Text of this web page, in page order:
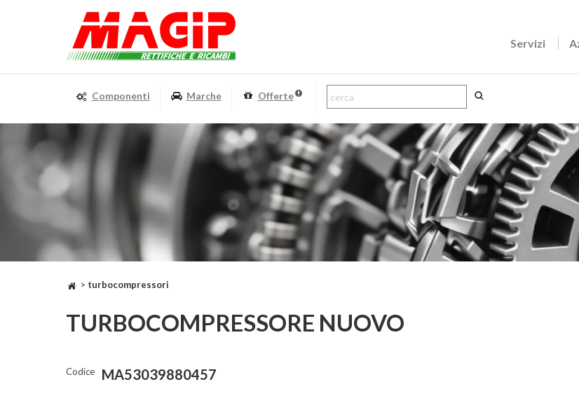
Servizi
Componenti Marche Offerte
> turbocompressori
TURBOCOMPRESSORE NUOVO
Codice MA53039880457